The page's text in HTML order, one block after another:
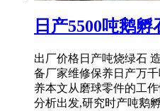
日产5500吨鹅
出厂价格日产吨烧绿石
备厂家维修保养日产万
养本文从磨球零件的工
分析出发,研究时产吨鹅